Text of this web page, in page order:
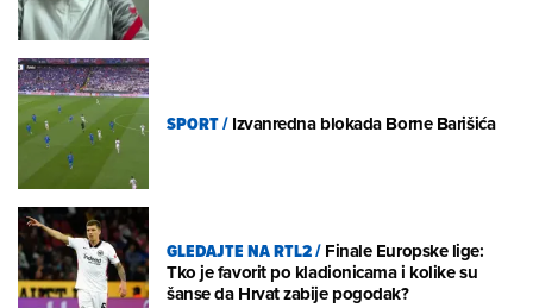
SPORT/Izvanredna blokada Borne Barišića
GLEDAJTE NA RTL2/Finale Europske lige:
Tko je favorit po kladionicama i kolike su
šanse da Hrvat zabije pogodak?